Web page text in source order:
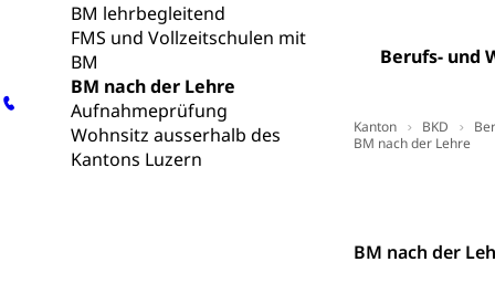
Berufs- und
BM lehrbegleitend
FMS und Vollzeitschulen mit
BM
BM nach der Lehre
Aufnahmeprüfung
Wohnsitz ausserhalb des
Kantons Luzern
Kanton BKD
BM nach der Lehre
BM nach der
Kranken-
Sucht und
AHV / IV